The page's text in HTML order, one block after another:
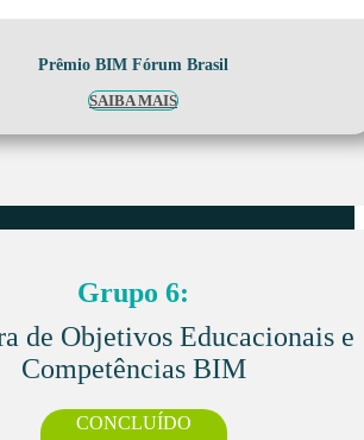
Prêmio BIM Fórum Brasil
SAIBA MAIS
Grupo 6:
de Objetivos Educacionais e
Competências BIM
CONCLUÍDO